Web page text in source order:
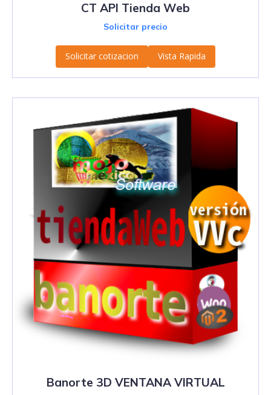
CT API Tienda Web
Solicitar precio
Solicitar cotizacion Vista Rapida
Banorte 3D VENTANA VIRTUAL